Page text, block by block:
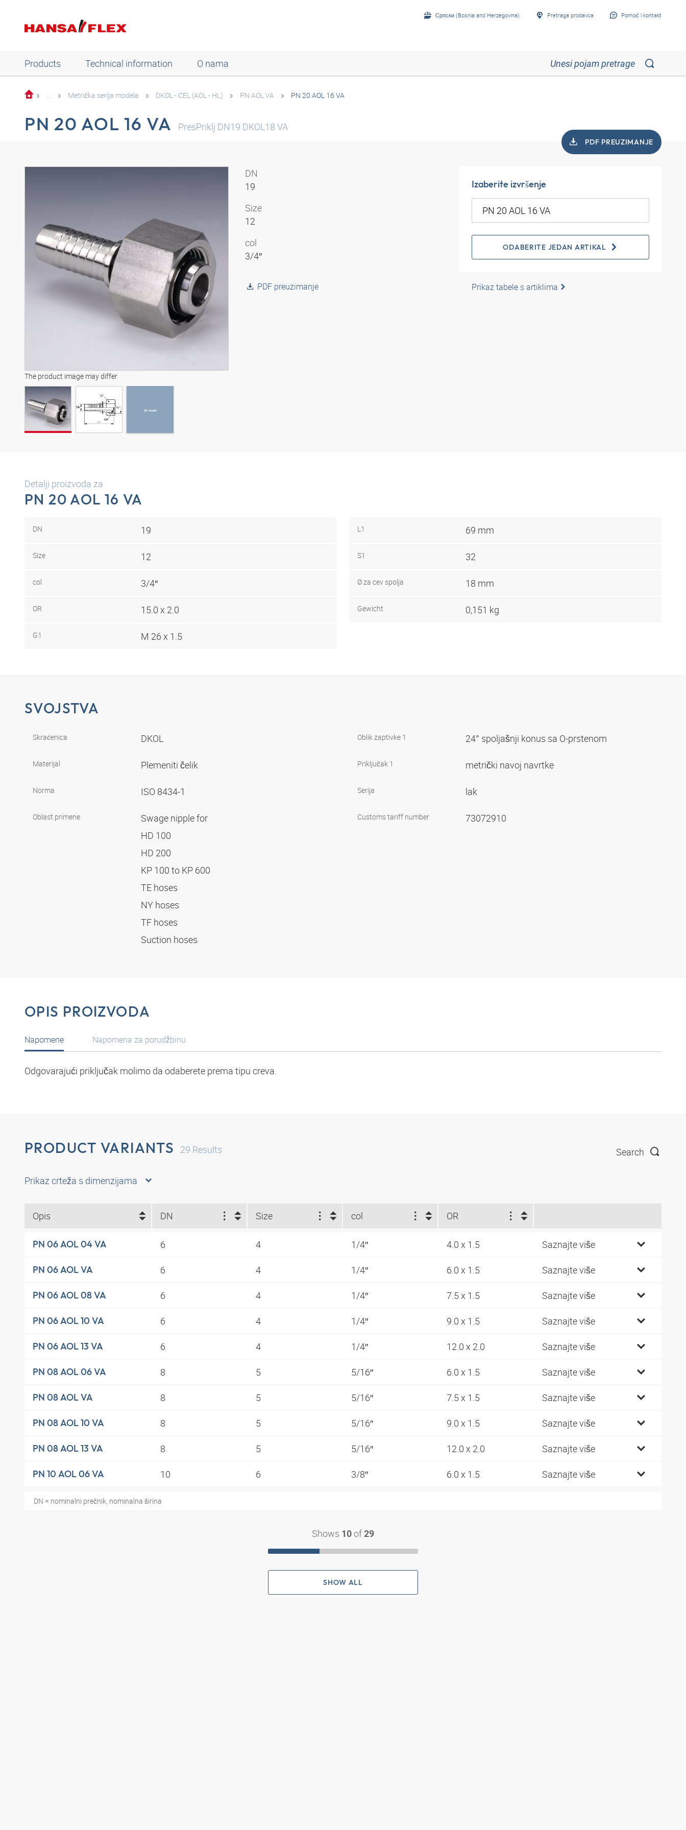
Српски (Bosnia and Herzegovina) Pretraga prodavca Pomoć i kontakt
Products Technical information O nama
... Metrička serija modela DKOL - CEL (AOL - HL) PN AOL VA PN 20 AOL 16 VA
PN 20 AOL 16 VA PresPriklj DN19 DKOL18 VA
PDF PREUZIMANJE
The product image may differ
3D model
DN
19
Size
12
col
3/4″
PDF preuzimanje
Izaberite izvršenje
ODABERITE JEDAN ARTIKAL
Prikaz tabele s artiklima
Detalji proizvoda za
PN 20 AOL 16 VA
DN 19
Size 12
col 3/4″
OR 15.0 x 2.0
G1 M 26 x 1.5
L1 69 mm
S1 32
Ø za cev spolja 18 mm
Gewicht 0,151 kg
SVOJSTVA
Skraćenica DKOL
Materijal Plemeniti čelik
Norma ISO 8434-1
Oblast primene
Swage nipple for
HD 100
HD 200
KP 100 to KP 600
TE hoses
NY hoses
TF hoses
Suction hoses
Oblik zaptivke 1 24° spoljašnji konus sa O-prstenom
Priključak 1 metrički navoj navrtke
Serija lak
Customs tariff number 73072910
OPIS PROIZVODA
Napomene
Odgovarajući priključak molimo da odaberete prema tipu creva.
Napomena za porudžbinu
PRODUCT VARIANTS 29 Results Search
Prikaz crteža s dimenzijama
Opis DN Size col OR
PN 06 AOL 04 VA 6 4 1/4″ 4.0 x 1.5 Saznajte više
PN 06 AOL VA 6 4 1/4″ 6.0 x 1.5 Saznajte više
PN 06 AOL 08 VA 6 4 1/4″ 7.5 x 1.5 Saznajte više
PN 06 AOL 10 VA 6 4 1/4″ 9.0 x 1.5 Saznajte više
PN 06 AOL 13 VA 6 4 1/4″ 12.0 x 2.0 Saznajte više
PN 08 AOL 06 VA 8 5 5/16″ 6.0 x 1.5 Saznajte više
PN 08 AOL VA 8 5 5/16″ 7.5 x 1.5 Saznajte više
PN 08 AOL 10 VA 8 5 5/16″ 9.0 x 1.5 Saznajte više
PN 08 AOL 13 VA 8 5 5/16″ 12.0 x 2.0 Saznajte više
PN 10 AOL 06 VA 10 6 3/8″ 6.0 x 1.5 Saznajte više
DN = nominalni prečnik, nominalna širina
Shows 10 of 29
SHOW ALL